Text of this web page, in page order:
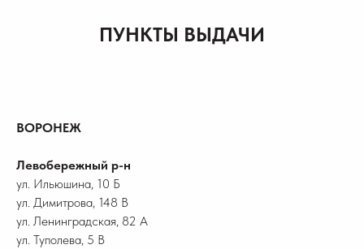
ПУНКТЫ ВЫДАЧИ
ВОРОНЕЖ
Левобережный р-н
ул. Ильюшина, 10 Б
ул. Димитрова, 148 В
ул. Ленинградская, 82 А
ул. Туполева, 5 В